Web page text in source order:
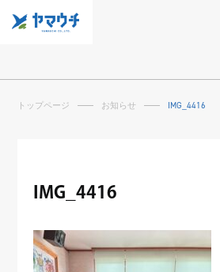
トップページ お知らせ IMG_4416
IMG_4416